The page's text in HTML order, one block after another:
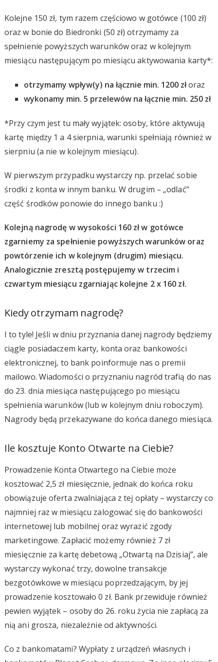
Kolejne 150 zł, tym razem częściowo w gotówce (100 zł)
oraz w bonie do Biedronki (50 zł) otrzymamy za
spełnienie powyższych warunków oraz w kolejnym
miesiącu następującym po miesiącu aktywowania karty*:
otrzymamy wpływ(y) na łącznie min. 1200 złoraz
wykonamy min. 5 przelewów na łącznie min. 250 zł
*Przy czym jest tu mały wyjątek: osoby, które aktywują
kartę między 1 a 4 sierpnia, warunki spełniają również w
sierpniu (a nie w kolejnym miesiącu).
W pierwszym przypadku wystarczy np. przelać sobie
środki z konta w innym banku. W drugim – „odlać”
część środków ponowie do innego banku :)
Kolejną nagrodę w wysokości 160 zł w gotówce
zgarniemy za spełnienie powyższych warunków oraz
powtórzenie ich w kolejnym (drugim) miesiącu.
Analogicznie zresztą postępujemy w trzecim i
czwartym miesiącu zgarniając kolejne 2 x 160 zł.
Kiedy otrzymam nagrodę?
I to tyle! Jeśli w dniu przyznania danej nagrody będziemy
ciągle posiadaczem karty, konta oraz bankowości
elektronicznej, to bank poinformuje nas o premii
mailowo. Wiadomości o przyznaniu nagród trafią do nas
do 23. dnia miesiąca następującego po miesiącu
spełnienia warunków (lub w kolejnym dniu roboczym).
Nagrody będą przekazywane do końca danego miesiąca.
Ile kosztuje Konto Otwarte na Ciebie?
Prowadzenie Konta Otwartego na Ciebie może
kosztować 2,5 zł miesięcznie, jednak do końca roku
obowiązuje oferta zwalniająca z tej opłaty – wystarczy co
najmniej raz w miesiącu zalogować się do bankowości
internetowej lub mobilnej oraz wyrazić zgody
marketingowe. Zapłacić możemy również 7 zł
miesięcznie za kartę debetową „Otwartą na Dzisiaj”, ale
wystarczy wykonać trzy, dowolne transakcje
bezgotówkowe w miesiącu poprzedzającym, by jej
prowadzenie kosztowało 0 zł. Bank przewiduje również
pewien wyjątek – osoby do 26. roku życia nie zapłacą za
nią ani grosza, niezależnie od aktywności.
Co z bankomatami? Wypłaty z urządzeń własnych i